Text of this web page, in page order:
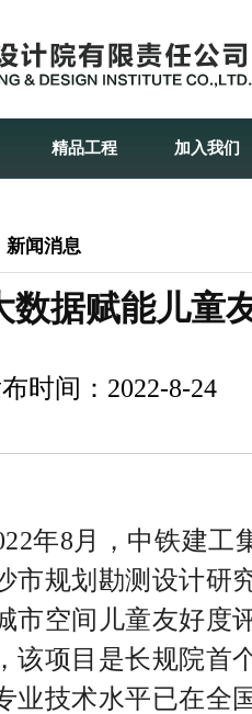
精品工程 加入我们
新闻消息
数据赋能儿童
时间：2022-8-
年8月，中铁建工
市规划勘测设计
市空间儿童友好
该项目是长规院首
业技术水平已在全